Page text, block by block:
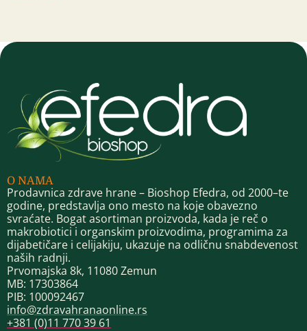
O NAMA
Prodavnica zdrave hrane – Bioshop Efedra, od 2000–te
godine, predstavlja ono mesto na koje obavezno
svraćate. Bogat asortiman proizvoda, kada je reč o
makrobiotici i organskim proizvodima, programima za
dijabetičare i celijakiju, ukazuje na odličnu snabdevenost
naših radnji.
Prvomajska 8k, 11080 Zemun
MB: 17303864
PIB: 100092467
info@zdravahranaonline.rs
+381 (0)11 770 39 61